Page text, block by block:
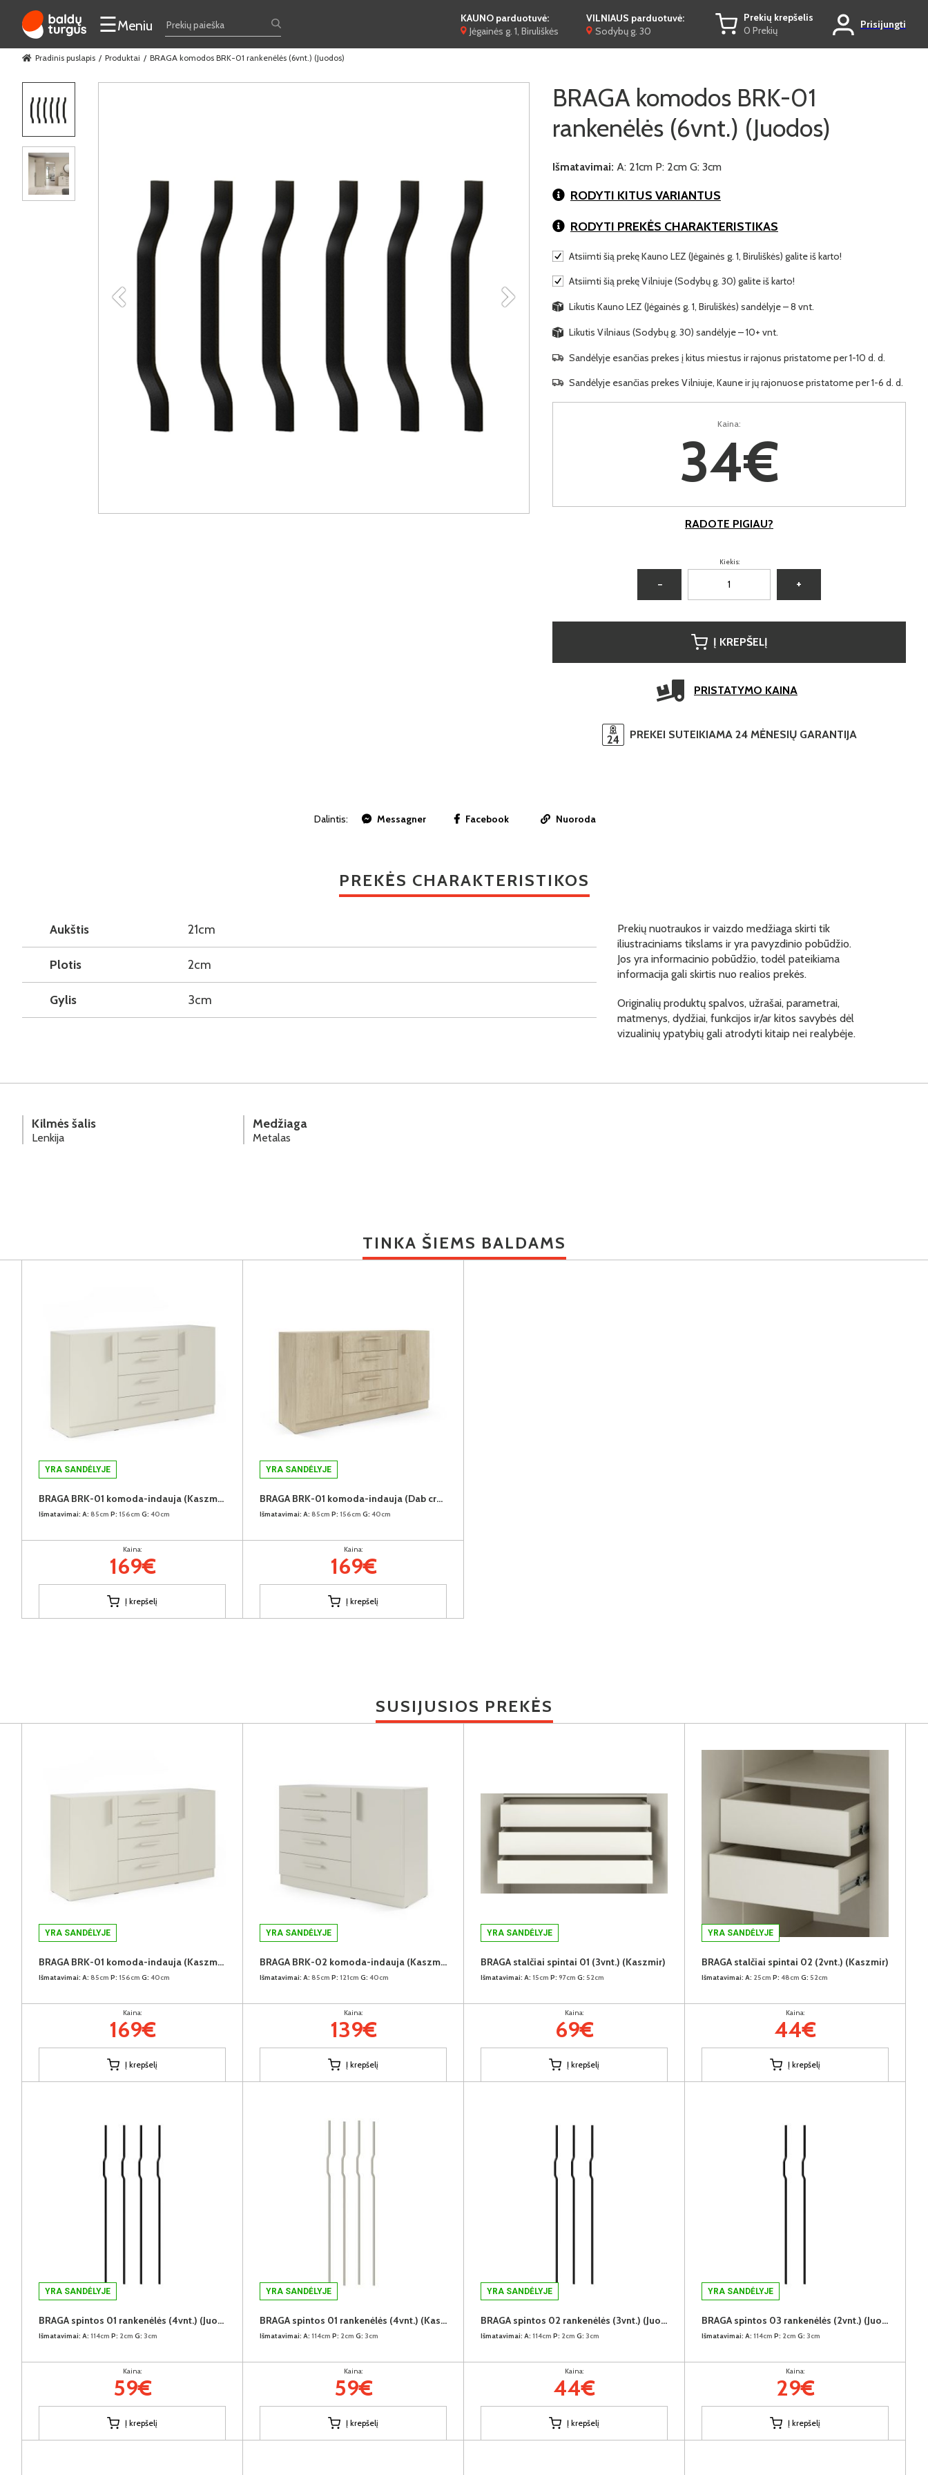
☰Meniu
KAUNO parduotuvė:
Jėgainės g. 1, Biruliškės
VILNIAUS parduotuvė:
Sodybų g. 30
Prekių krepšelis
0 Prekių
Prisijungti
Pradinis puslapis Produktai BRAGA komodos BRK-01 rankenėlės (6vnt.) (Juodos)
BRAGA komodos BRK-01
rankenėlės (6vnt.) (Juodos)
Išmatavimai: A: 21cm P: 2cm G: 3cm
RODYTI KITUS VARIANTUS
RODYTI PREKĖS CHARAKTERISTIKAS
Atsiimti šią prekę Kauno LEZ (Jėgainės g. 1, Biruliškės) galite iš karto!
Atsiimti šią prekę Vilniuje (Sodybų g. 30) galite iš karto!
Likutis Kauno LEZ (Jėgainės g. 1, Biruliškės) sandėlyje – 8 vnt.
Likutis Vilniaus (Sodybų g. 30) sandėlyje – 10+ vnt.
Sandėlyje esančias prekes į kitus miestus ir rajonus pristatome per 1-10 d. d.
Sandėlyje esančias prekes Vilniuje, Kaune ir jų rajonuose pristatome per 1-6 d. d.
Kaina:
34€
RADOTE PIGIAU?
Kiekis:
− +
Į KREPŠELĮ
PRISTATYMO KAINA
PREKEI SUTEIKIAMA 24 MĖNESIŲ GARANTIJA
Dalintis: Messagner Facebook Nuoroda
PREKĖS CHARAKTERISTIKOS
Aukštis 21cm
Plotis 2cm
Gylis 3cm
Prekių nuotraukos ir vaizdo medžiaga skirti tik
iliustraciniams tikslams ir yra pavyzdinio pobūdžio.
Jos yra informacinio pobūdžio, todėl pateikiama
informacija gali skirtis nuo realios prekės.
Originalių produktų spalvos, užrašai, parametrai,
matmenys, dydžiai, funkcijos ir/ar kitos savybės dėl
vizualinių ypatybių gali atrodyti kitaip nei realybėje.
Kilmės šalis
Lenkija
Medžiaga
Metalas
TINKA ŠIEMS BALDAMS
YRA SANDĖLYJE
BRAGA BRK-01 komoda-indauja (Kaszmir)
Išmatavimai: A: 85cm P: 156cm G: 40cm
Kaina:
169€
Į krepšelį
YRA SANDĖLYJE
BRAGA BRK-01 komoda-indauja (Dab cremona)
Išmatavimai: A: 85cm P: 156cm G: 40cm
Kaina:
169€
Į krepšelį
SUSIJUSIOS PREKĖS
YRA SANDĖLYJE
BRAGA BRK-01 komoda-indauja (Kaszmir)
Išmatavimai: A: 85cm P: 156cm G: 40cm
Kaina:
169€
Į krepšelį
YRA SANDĖLYJE
BRAGA BRK-02 komoda-indauja (Kaszmir)
Išmatavimai: A: 85cm P: 121cm G: 40cm
Kaina:
139€
Į krepšelį
YRA SANDĖLYJE
BRAGA stalčiai spintai 01 (3vnt.) (Kaszmir)
Išmatavimai: A: 15cm P: 97cm G: 52cm
Kaina:
69€
Į krepšelį
YRA SANDĖLYJE
BRAGA stalčiai spintai 02 (2vnt.) (Kaszmir)
Išmatavimai: A: 25cm P: 48cm G: 52cm
Kaina:
44€
Į krepšelį
YRA SANDĖLYJE
BRAGA spintos 01 rankenėlės (4vnt.) (Juodos)
Išmatavimai: A: 114cm P: 2cm G: 3cm
Kaina:
59€
Į krepšelį
YRA SANDĖLYJE
BRAGA spintos 01 rankenėlės (4vnt.) (Kaszmir)
Išmatavimai: A: 114cm P: 2cm G: 3cm
Kaina:
59€
Į krepšelį
YRA SANDĖLYJE
BRAGA spintos 02 rankenėlės (3vnt.) (Juodos)
Išmatavimai: A: 114cm P: 2cm G: 3cm
Kaina:
44€
Į krepšelį
YRA SANDĖLYJE
BRAGA spintos 03 rankenėlės (2vnt.) (Juodos)
Išmatavimai: A: 114cm P: 2cm G: 3cm
Kaina:
29€
Į krepšelį